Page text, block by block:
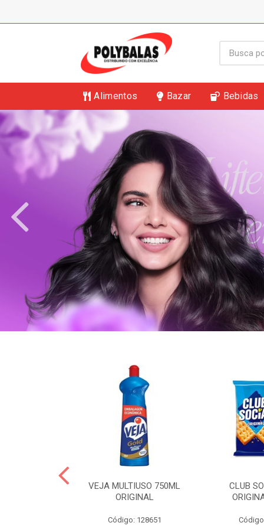
Alimentos Bazar Bebidas
VEJA MULTIUSO 750ML
ORIGINAL
Código: 128651
CLUB